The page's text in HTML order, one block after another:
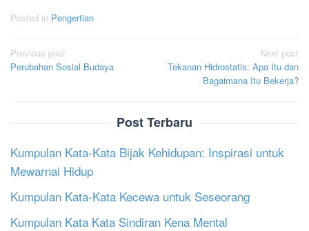
Posted in Pengertian
Post
navigation
Previous post
Perubahan Sosial Budaya
Next post
Tekanan Hidrostatis: Apa Itu dan
Bagaimana Itu Bekerja?
Post Terbaru
Kumpulan Kata-Kata Bijak Kehidupan: Inspirasi untuk
Mewarnai Hidup
Kumpulan Kata-Kata Kecewa untuk Seseorang
Kumpulan Kata Kata Sindiran Kena Mental